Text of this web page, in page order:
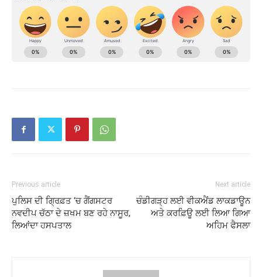
Previous article
ਪੁਲਿਸ ਦੀ ਗ੍ਰਿਫ਼ਤ ‘ਚ ਗੈਂਗਸਟਰ
ਨਵਦੀਪ ਚੱਠਾ ਦੇ ਜ਼ਖਮ ਬਣ ਰਹੇ ਨਾਸੂਰ,
ਲਿਆਂਦਾ ਹਸਪਤਾਲ
Next article
ਚੰਡੀਗੜ੍ਹ ਲਈ ਵੀਕਐਂਡ ਲਾਕਡਾਊਨ
ਅਤੇ ਕਰਫ਼ਿਊ ਲਈ ਲਿਆ ਗਿਆ
ਅਹਿਮ ਫੈਸਲਾ